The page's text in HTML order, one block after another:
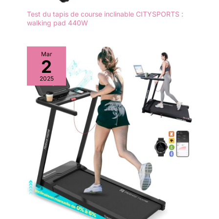
faible niveau sonore et
garantissent une
expérience de marche
agréable.
Test du tapis de course inclinable CITYSPORTS :
walking pad 440W
Mar
2
2025